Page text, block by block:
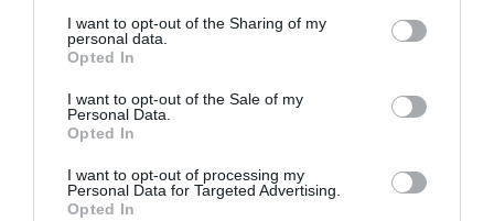
I want to opt-out of the Sharing of my
personal data.
Opted In
I want to opt-out of the Sale of my
Personal Data.
Opted In
I want to opt-out of processing my
Personal Data for Targeted Advertising.
Opted In
ITALIA
Concursul Miss Badante 2026: informații